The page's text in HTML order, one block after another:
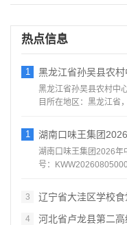
热点信息
1 黑龙江省孙吴县农
黑龙江省孙吴县农村中
目所在地区：黑龙江省
1 湖南口味王集团
湖南口味王集团2026年
号：
3 辽宁省大洼区学校
4 河北省卢龙县第二